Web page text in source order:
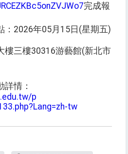
完成報
：2026年05月15日(星期五)
樓三樓30316游藝館(新北市
詳情：
p
tw